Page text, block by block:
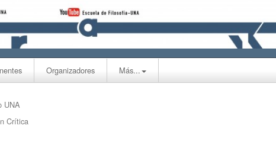
Organizadores Más...
UNA
Crítica